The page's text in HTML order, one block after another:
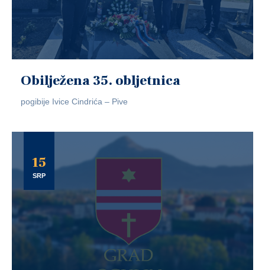
Obilježena 35. obljetnica
pogibije Ivice Cindrića – Pive
15
SRP